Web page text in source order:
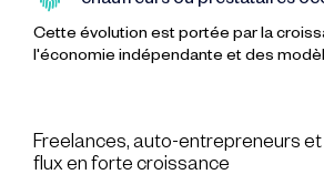
Cette évolution est portée par la
l'économie indépendante et des
Freelances, auto-entrepreneurs et
flux en forte croissance